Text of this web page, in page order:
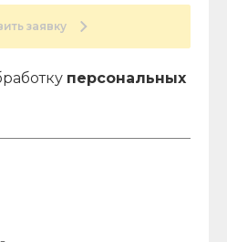
заявку
персональных